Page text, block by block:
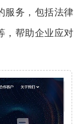
服务，包括法律
，帮助企业应对